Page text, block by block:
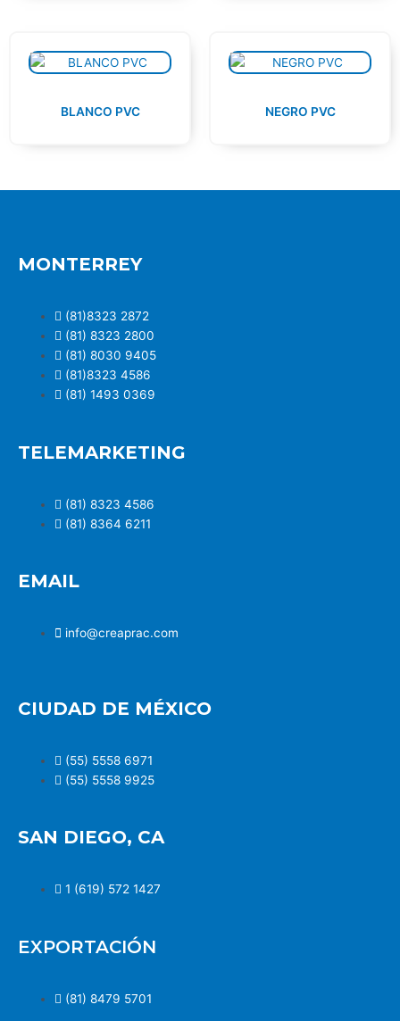
BLANCO PVC NEGRO PVC
MONTERREY
(81)8323 2872
(81) 8323 2800
(81) 8030 9405
(81)8323 4586
(81) 1493 0369
TELEMARKETING
(81) 8323 4586
(81) 8364 6211
EMAIL
info@creaprac.com
CIUDAD DE MÉXICO
(55) 5558 6971
(55) 5558 9925
SAN DIEGO, CA
1 (619) 572 1427
EXPORTACIÓN
(81) 8479 5701